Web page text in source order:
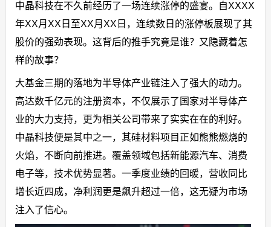
中晶科技在不久前经历了一场连续涨停的盛宴。自XXXX
年XX月XX日至XX月XX日，连续数日的涨停板展现了其
股价的强劲表现。这背后的推手究竟是谁？又隐藏着怎
样的故事？
大基金三期的落地为半导体产业链注入了强大的动力。
高达数千亿元的注册资本，不仅展示了国家对半导体产
业的大力支持，更为相关公司带来了实实在在的利好。
中晶科技便是其中之一，其硅材料项目正如熊熊燃烧的
火焰，不断向前推进。覆盖领域包括新能源汽车、消费
电子等，技术优势显著。一季度业绩的回暖，营收同比
增长近四成，净利润更是飙升超过一倍，这无疑为市场
注入了信心。